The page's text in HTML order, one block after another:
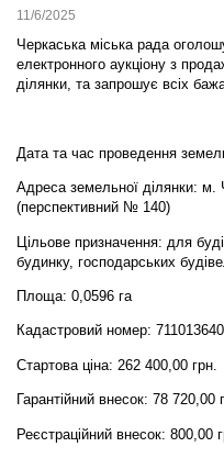
11/6/2025
Черкаська міська рада
електронного аукціону з
ділянки, та запрошує всіх
Дата та час проведення
Адреса земельної ділянки:
(перспективний № 140)
Цільове призначення: для
будинку, господарських
Площа: 0,0596 га
Кадастровий номер:
Стартова ціна: 262 400,00 грн.
Гарантійний внесок: 78 720,00
Реєстраційний внесок: 800,00